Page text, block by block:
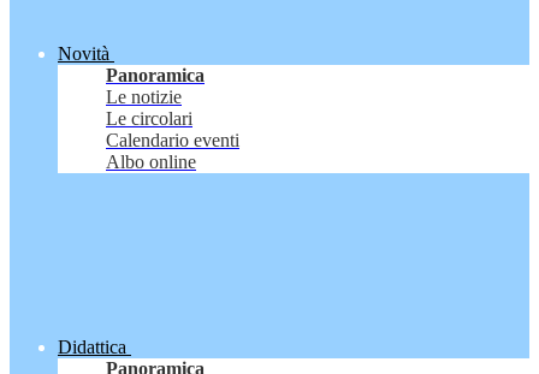
Novità
Panoramica
Le notizie
Le circolari
Calendario eventi
Albo online
Didattica
Panoramica